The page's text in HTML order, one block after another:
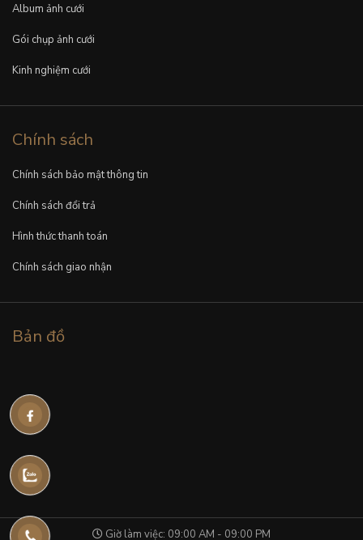
Album ảnh cưới
Gói chụp ảnh cưới
Kinh nghiệm cưới
Chính sách
Chính sách bảo mật thông tin
Chính sách đổi trả
Hình thức thanh toán
Chính sách giao nhận
Bản đồ
Giờ làm việc: 09:00 AM - 09:00 PM